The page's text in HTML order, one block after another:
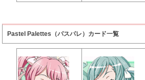
Pastel Palettes（パスパレ）カード一覧